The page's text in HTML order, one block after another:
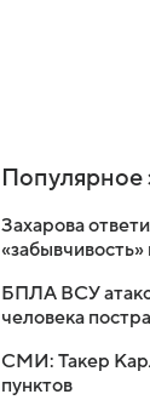
Популярное
Захарова
БПЛА ВСУ
человека
СМИ: Такер
пунктов